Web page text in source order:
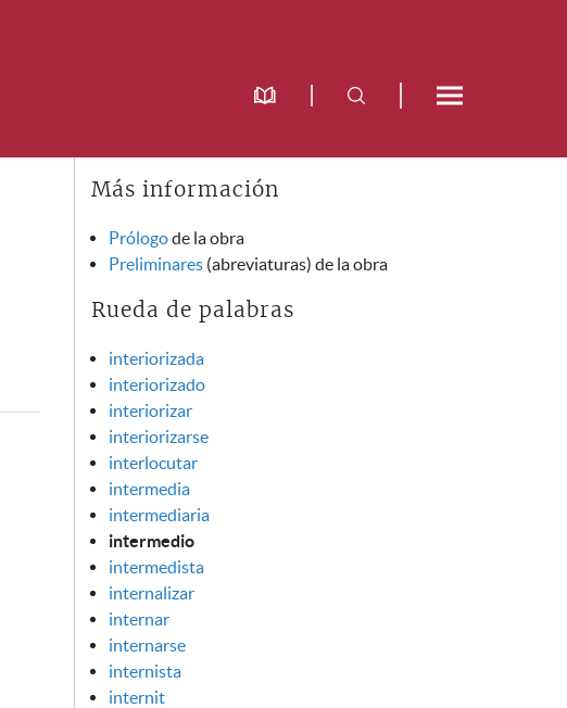
Más información
Prólogode la obra
Preliminares (abreviaturas) de la obra
Rueda de palabras
interiorizada
interiorizado
interiorizar
interiorizarse
interlocutar
intermedia
intermediaria
intermedio
intermedista
internalizar
internar
internarse
internista
internit